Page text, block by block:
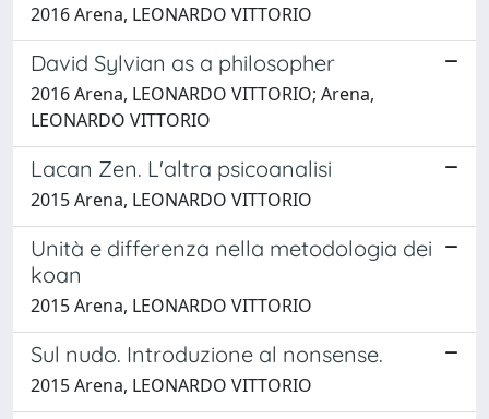
2016 Arena, LEONARDO VITTORIO
David Sylvian as a philosopher
2016 Arena, LEONARDO VITTORIO; Arena,
LEONARDO VITTORIO
Lacan Zen. L'altra psicoanalisi
2015 Arena, LEONARDO VITTORIO
Unità e differenza nella metodologia dei
koan
2015 Arena, LEONARDO VITTORIO
Sul nudo. Introduzione al nonsense.
2015 Arena, LEONARDO VITTORIO